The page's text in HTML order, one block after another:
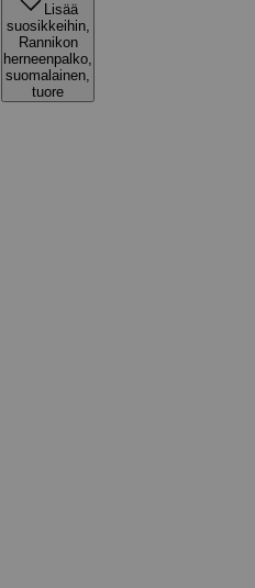
Lisää
suosikkeihin,
Rannikon
herneenpalko,
suomalainen,
tuore